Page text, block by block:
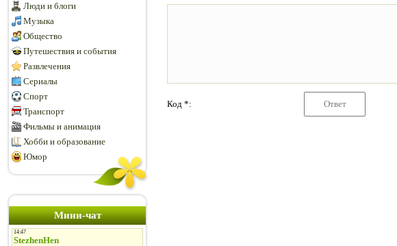
Люди и блоги
Музыка
Общество
Путешествия и события
Развлечения
Сериалы
Спорт
Транспорт
Фильмы и анимация
Хобби и образование
Юмор
Мини-чат
Код *: